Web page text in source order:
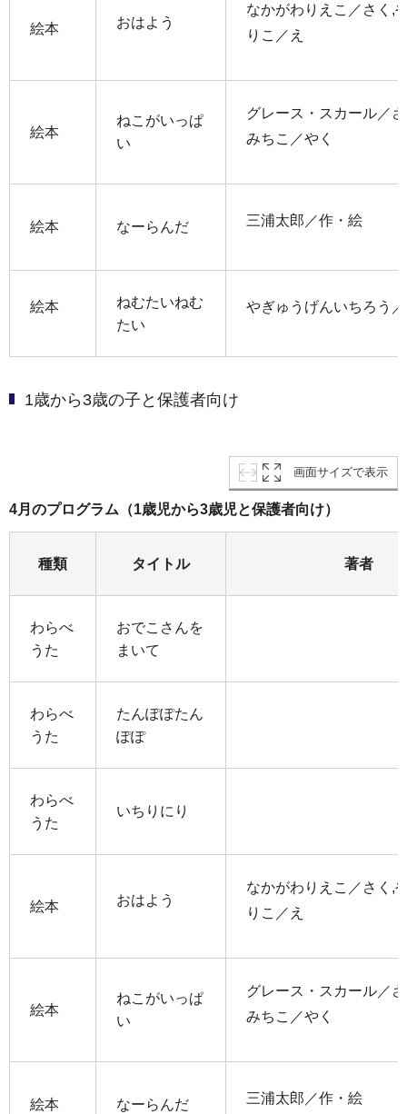
絵本 おはよう
なかがわりえこ／さく,
りこ／え
絵本
ねこがいっぱ
い
グレース・スカール／
みちこ／やく
絵本 なーらんだ 三浦太郎／作・絵
絵本
ねむたいねむ
たい
やぎゅうげんいちろう
1歳から3歳の子と保護者向け
画面サイズで表示
4月のプログラム（1歳児から3歳児と保護者向け）
種類 タイトル 著者
わらべ
うた
おでこさんを
まいて
わらべ
うた
たんぽぽたん
ぽぽ
わらべ
うた
いちりにり
絵本 おはよう
なかがわりえこ／さく,
りこ／え
絵本
ねこがいっぱ
い
グレース・スカール／
みちこ／やく
絵本 なーらんだ 三浦太郎／作・絵